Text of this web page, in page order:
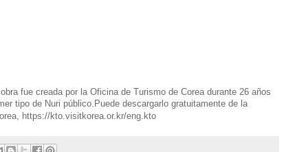
fue creada por la Oficina de Turismo de Corea durante 26 años
tipo de Nuri público.Puede descargarlo gratuitamente de la
https://kto.visitkorea.or.kr/eng.kto